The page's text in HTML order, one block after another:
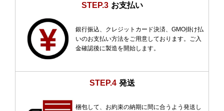
STEP.3 お支払い
銀行振込、クレジットカード決済、GMO掛け払
いのお支払い方法をご用意しております。ご入
金確認後に製造を開始します。
STEP.4 発送
梱包して、お約束の納期に間に合うよう発送し